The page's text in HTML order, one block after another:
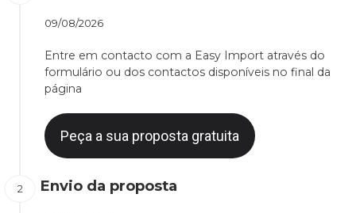
09/08/2026
Entre em contacto com a Easy Import através do
formulário ou dos contactos disponíveis no final da
página
Peça a sua proposta gratuita
Envio da proposta